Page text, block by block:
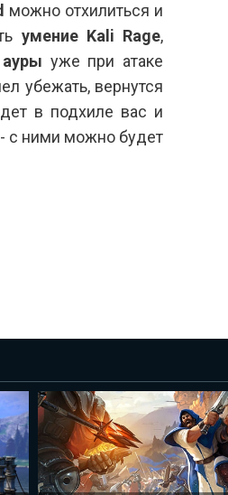
можно отхилиться и
умение Kali Rage,
уже при атаке
убежать, вернутся
в подхиле вас и
- с ними можно будет